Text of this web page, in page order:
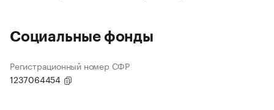
Социальные фонды
Регистрационный номер СФР
1237064454